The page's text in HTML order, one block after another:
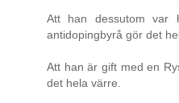
Att han dessutom var
antidopingbyrå gör det
Att han är gift med en
det hela värre.